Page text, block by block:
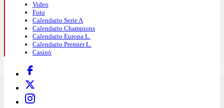
Video
Foto
Calendario Serie A
Calendario Champions
Calendario Europa L.
Calendario Premier L.
Casinò